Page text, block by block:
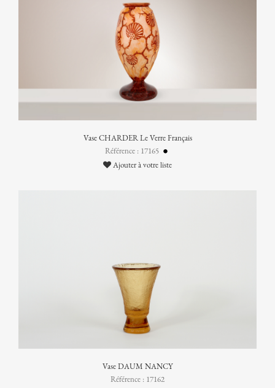
Vase CHARDER Le Verre Français
Référence : 17165
Ajouter à votre liste
Vase DAUM NANCY
Référence : 17162